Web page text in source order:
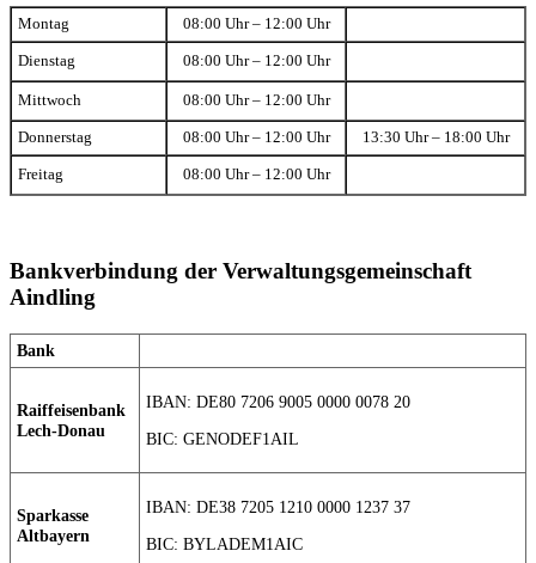
Montag 08:00 Uhr – 12:00 Uhr
Dienstag 08:00 Uhr – 12:00 Uhr
Mittwoch 08:00 Uhr – 12:00 Uhr
Donnerstag 08:00 Uhr – 12:00 Uhr 13:30 Uhr – 18:00 Uhr
Freitag 08:00 Uhr – 12:00 Uhr
Bankverbindung der Verwaltungsgemeinschaft
Aindling
Bank
Raiffeisenbank
Lech-Donau
IBAN: DE80 7206 9005 0000 0078 20
BIC: GENODEF1AIL
Sparkasse
Altbayern
IBAN: DE38 7205 1210 0000 1237 37
BIC: BYLADEM1AIC